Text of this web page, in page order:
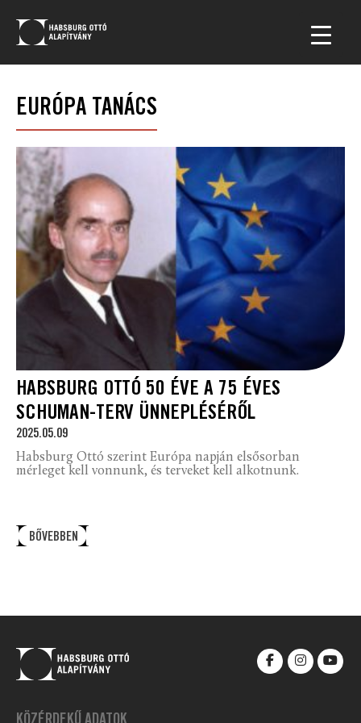
EURÓPA TANÁCS
HABSBURG OTTÓ 50 ÉVE A 75 ÉVES
SCHUMAN-TERV ÜNNEPLÉSÉRŐL
2025.05.09
Habsburg Ottó szerint Európa napján elsősorban
mérleget kell vonnunk, és terveket kell alkotnunk.
BŐVEBBEN